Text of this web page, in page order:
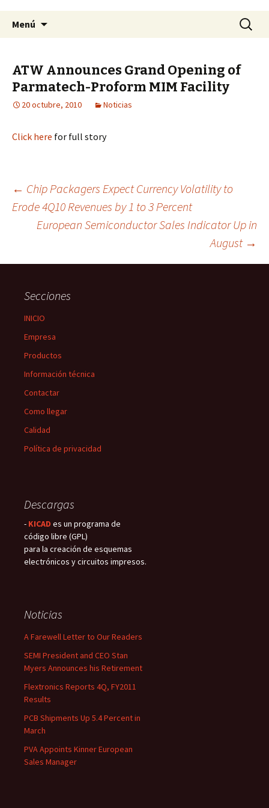
Menú Buscar:
ATW Announces Grand Opening of
Parmatech-Proform MIM Facility
20 octubre, 2010 Noticias
Click here for full story
Navegación
de
entradas
← Chip Packagers Expect Currency Volatility to
Erode 4Q10 Revenues by 1 to 3 Percent
European Semiconductor Sales Indicator Up in
August →
Secciones
INICIO
Empresa
Productos
Información técnica
Contactar
Como llegar
Calidad
Política de privacidad
Descargas
- KICAD es un programa de
código libre (GPL)
para la creación de esquemas
electrónicos y circuitos impresos.
Noticias
A Farewell Letter to Our Readers
SEMI President and CEO Stan
Myers Announces his Retirement
Flextronics Reports 4Q, FY2011
Results
PCB Shipments Up 5.4 Percent in
March
PVA Appoints Kinner European
Sales Manager